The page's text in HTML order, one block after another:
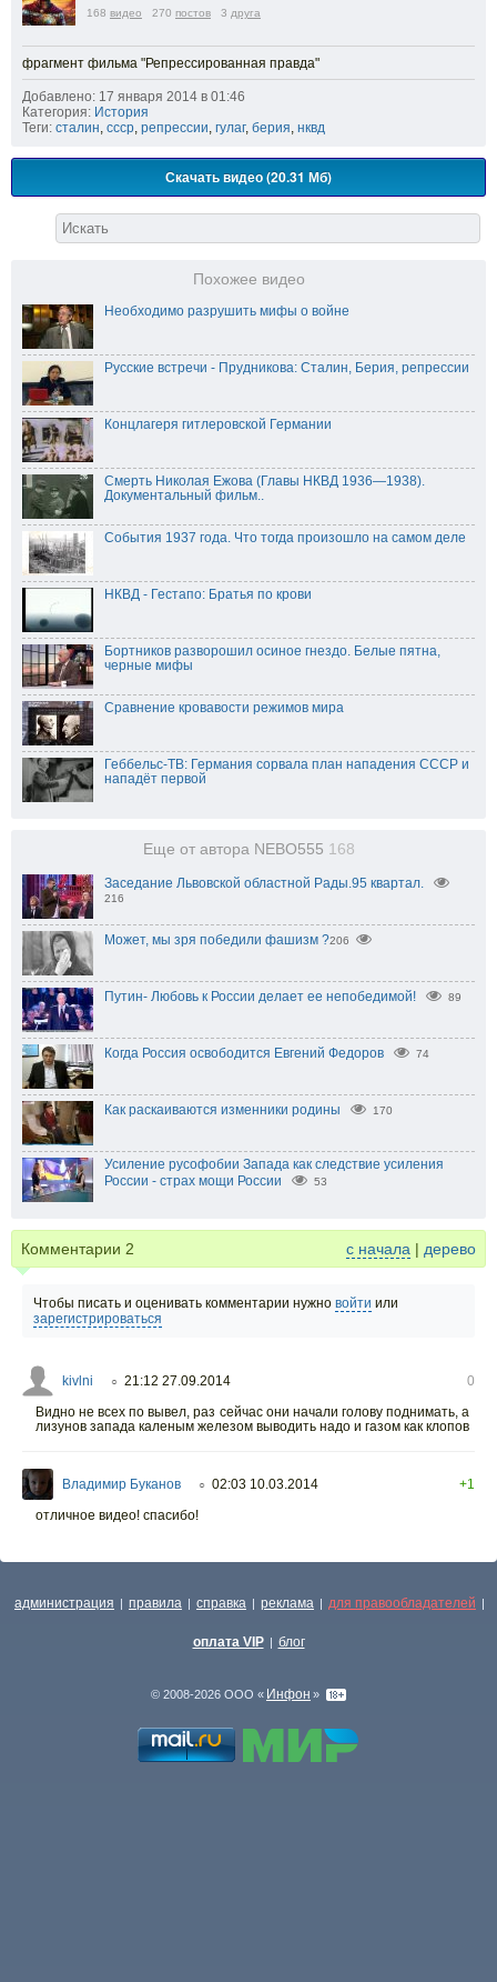
168 видео 270 постов 3 друга
фрагмент фильма "Репрессированная правда"
Добавлено: 17 января 2014 в 01:46
Категория: История
Теги: сталин ссср репрессии гулаг, берия нквд
Скачать видео (20.31 Мб)
Похожее видео
Необходимо разрушить мифы о войне
Русские встречи - Прудникова: Сталин, Берия, репрессии
Концлагеря гитлеровской Германии
Смерть Николая Ежова (Главы НКВД 1936—1938).
Документальный фильм..
События 1937 года. Что тогда произошло на самом деле
НКВД - Гестапо: Братья по крови
Бортников разворошил осиное гнездо. Белые пятна,
черные мифы
Cравнение кровавости режимов мира
Геббельс-ТВ: Германия сорвала план нападения СССР и
нападёт первой
Еще от автора NEBO555 168
Заседание Львовской областной Рады.95 квартал.
216
206
Путин- Любовь к России делает ее непобедимой! 89
Когда Россия освободится Евгений Федоров 74
Как раскаиваются изменники родины 170
Усиление русофобии Запада как следствие усиления
России - страх мощи России
53
Комментарии 2 с начала | дерево
Чтобы писать и оценивать комментарии нужно войти или
зарегистрироваться
kivlni ○ 21:12 27.09.2014
0
Видно не всех по вывел, раз сейчас они начали голову поднимать, а
лизунов запада каленым железом выводить надо и газом как клопов
Владимир Буканов ○ 02:03 10.03.2014
+1
отличное видео! спасибо!
администрация | правила | справка | реклама | для правообладателей |
оплата VIP | блог
© 2008-2026 ООО « Инфон »